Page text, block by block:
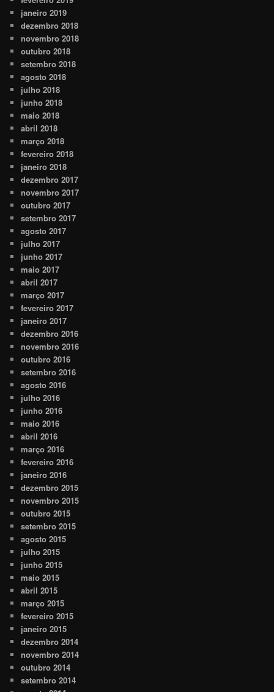
janeiro 2019
dezembro 2018
novembro 2018
outubro 2018
setembro 2018
agosto 2018
julho 2018
junho 2018
maio 2018
abril 2018
março 2018
fevereiro 2018
janeiro 2018
dezembro 2017
novembro 2017
outubro 2017
setembro 2017
agosto 2017
julho 2017
junho 2017
maio 2017
abril 2017
março 2017
fevereiro 2017
janeiro 2017
dezembro 2016
novembro 2016
outubro 2016
setembro 2016
agosto 2016
julho 2016
junho 2016
maio 2016
abril 2016
março 2016
fevereiro 2016
janeiro 2016
dezembro 2015
novembro 2015
outubro 2015
setembro 2015
agosto 2015
julho 2015
junho 2015
maio 2015
abril 2015
março 2015
fevereiro 2015
janeiro 2015
dezembro 2014
novembro 2014
outubro 2014
setembro 2014